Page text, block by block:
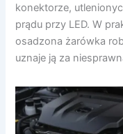
konektorze,
prądu przy LED. W
osadzona żarówka
uznaje ją za